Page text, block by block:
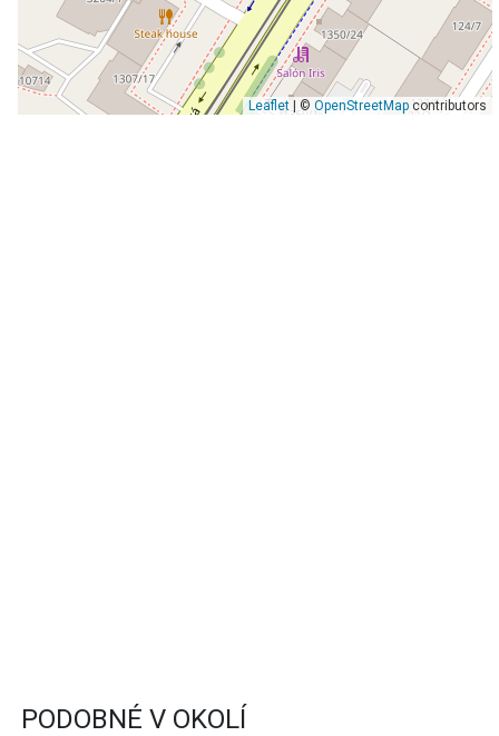
Leaflet| © OpenStreetMapcontributors
PODOBNÉ V OKOLÍ